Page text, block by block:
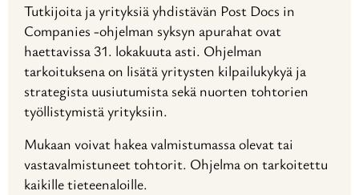
Tutkijoita ja yrityksiä yhdistävän Post Docs in
Companies -ohjelman syksyn apurahat ovat
haettavissa 31. lokakuuta asti. Ohjelman
tarkoituksena on lisätä yritysten kilpailukykyä ja
strategista uusiutumista sekä nuorten tohtorien
työllistymistä yrityksiin.
Mukaan voivat hakea valmistumassa olevat tai
vastavalmistuneet tohtorit. Ohjelma on tarkoitettu
kaikille tieteenaloille.